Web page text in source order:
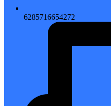
6285716654272